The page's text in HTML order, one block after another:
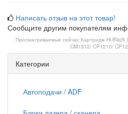
Написать отзыв на этот товар!
Сообщите другим покупателям
Просматриваемые сейчас:Картридж Hi-Black
CM1312/ CP1210/
Категории
Автоподачи / ADF